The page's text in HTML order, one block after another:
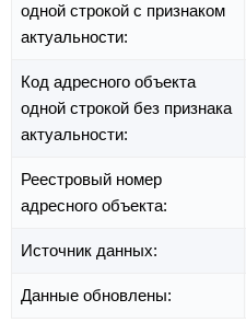
одной строкой с признаком
актуальности:
Код адресного объекта
одной строкой без признака
актуальности:
Реестровый номер
адресного объекта:
Источник данных:
Данные обновлены: